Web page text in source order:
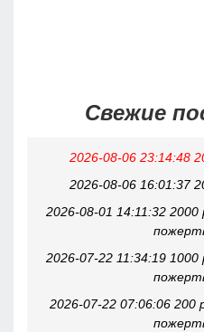
Свежие
2026-08-06 23:14:48
2026-08-06 16:01:37
2026-08-01 14:11:32
2026-07-22 11:34:19
2026-07-22 07:06:06 200